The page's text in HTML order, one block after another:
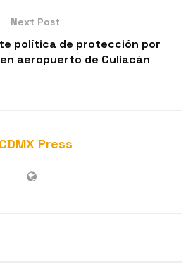
Next Post
política de protección por
aeropuerto de Culiacán
CDMX Press